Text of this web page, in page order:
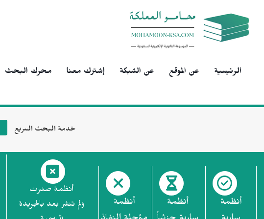
الرئيسية عن الموقع عن الشبكة إشترك معنا محرك البحث
خدمة البحث السريع
أنظمة
أنظمة
أنظمة
أنظمة صدرت
ولم تنشر بعد بالجريدة